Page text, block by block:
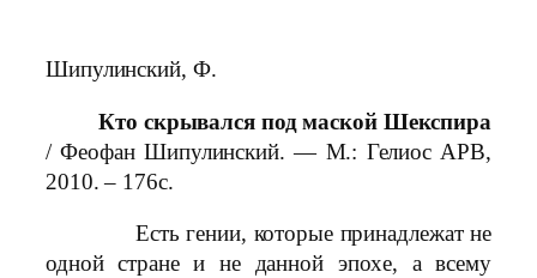
Шипулинский, Ф.
Кто скрывался под маской Шекспира
/ Феофан Шипулинский. — М.: Гелиос АРВ,
2010. – 176с.
Есть гении, которые принадлежат не
одной стране и не данной эпохе, а всему